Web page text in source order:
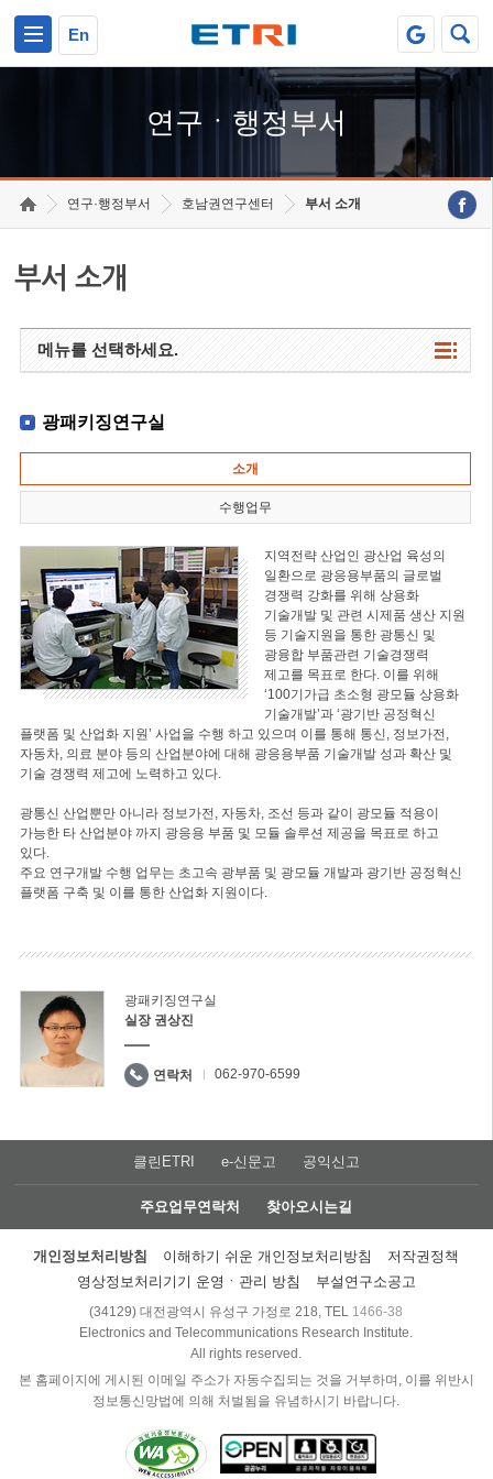
En
연구ㆍ행정부서
연구·행정부서 호남권연구센터 부서 소개
부서 소개
메뉴를 선택하세요.
광패키징연구실
소개
수행업무
지역전략 산업인 광산업 육성의
일환으로 광응용부품의 글로벌
경쟁력 강화를 위해 상용화
기술개발 및 관련 시제품 생산 지원
등 기술지원을 통한 광통신 및
광융합 부품관련 기술경쟁력
제고를 목표로 한다. 이를 위해
‘100기가급 초소형 광모듈 상용화
기술개발’과 ‘광기반 공정혁신
플랫폼 및 산업화 지원’ 사업을 수행 하고 있으며 이를 통해 통신, 정보가전,
자동차, 의료 분야 등의 산업분야에 대해 광응용부품 기술개발 성과 확산 및
기술 경쟁력 제고에 노력하고 있다.
광통신 산업뿐만 아니라 정보가전, 자동차, 조선 등과 같이 광모듈 적용이
가능한 타 산업분야 까지 광응용 부품 및 모듈 솔루션 제공을 목표로 하고
있다.
주요 연구개발 수행 업무는 초고속 광부품 및 광모듈 개발과 광기반 공정혁신
플랫폼 구축 및 이를 통한 산업화 지원이다.
광패키징연구실
실장 권상진
연락처 062-970-6599
클린ETRI e-신문고 공익신고
주요업무연락처 찾아오시는길
개인정보처리방침 이해하기 쉬운 개인정보처리방침
저작권정책
영상정보처리기기 운영ㆍ관리 방침
부설연구소공고
(34129) 대전광역시 유성구 가정로 218, TEL 1466-38
Electronics and Telecommunications Research Institute.
All rights reserved.
본 홈페이지에 게시된 이메일 주소가 자동수집되는 것을 거부하며, 이를 위반시
정보통신망법에 의해 처벌됨을 유념하시기 바랍니다.